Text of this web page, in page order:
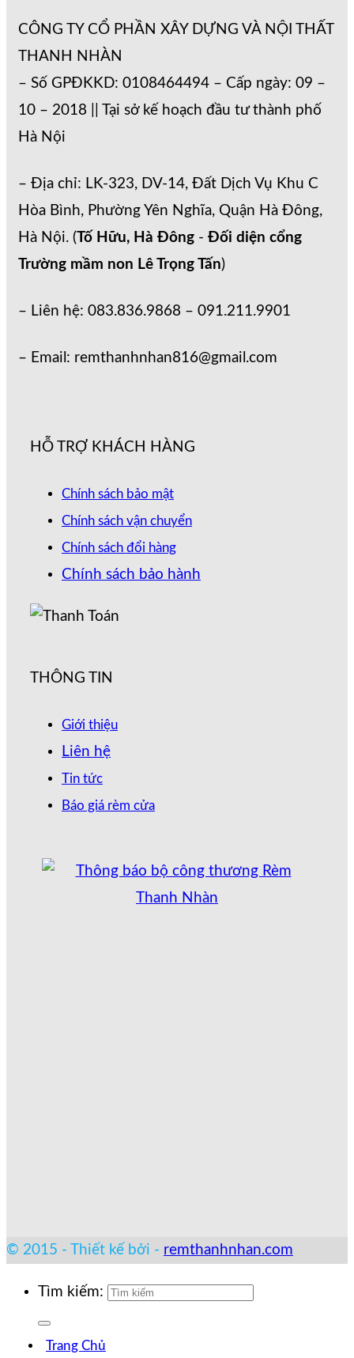
CÔNG TY CỔ PHẦN XÂY DỰNG VÀ NỘI THẤT
THANH NHÀN
– Số GPĐKKD: 0108464494 – Cấp ngày: 09 –
10 – 2018 || Tại sở kế hoạch đầu tư thành phố
Hà Nội
– Địa chỉ: LK-323, DV-14, Đất Dịch Vụ Khu C
Hòa Bình, Phường Yên Nghĩa, Quận Hà Đông,
Hà Nội. (Tố Hữu, Hà Đông - Đối diện cổng
Trường mầm non Lê Trọng Tấn)
– Liên hệ: 083.836.9868 – 091.211.9901
– Email: remthanhnhan816@gmail.com
HỖ TRỢ KHÁCH HÀNG
Chính sách bảo mật
Chính sách vận chuyển
Chính sách đổi hàng
Chính sách bảo hành
THÔNG TIN
Giới thiệu
Liên hệ
Tin tức
Báo giá rèm cửa
© 2015 - Thiết kế bởi - remthanhnhan.com
Tìm kiếm:
Trang Chủ